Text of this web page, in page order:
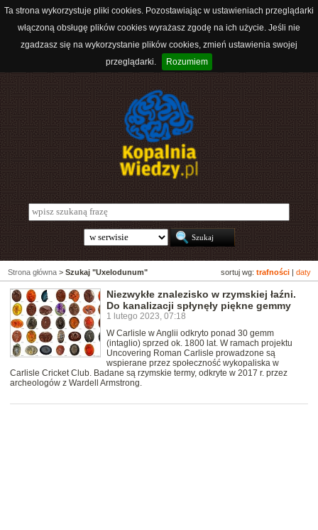
Ta strona wykorzystuje pliki cookies. Pozostawiając w ustawieniach przeglądarki
włączoną obsługę plików cookies wyrażasz zgodę na ich użycie. Jeśli nie
zgadzasz się na wykorzystanie plików cookies, zmień ustawienia swojej
przeglądarki.
Rozumiem
sortuj wg: trafności daty
Strona główna > Szukaj "Uxelodunum"
Niezwykłe znalezisko w rzymskiej łaźni.
Do kanalizacji spłynęły piękne gemmy
1 lutego 2023, 07:18
W Carlisle w Anglii odkryto ponad 30 gemm
(intaglio) sprzed ok. 1800 lat. W ramach projektu
Uncovering Roman Carlisle prowadzone są
wspierane przez społeczność wykopaliska w
Carlisle Cricket Club. Badane są rzymskie termy, odkryte w 2017 r. przez
archeologów z Wardell Armstrong.